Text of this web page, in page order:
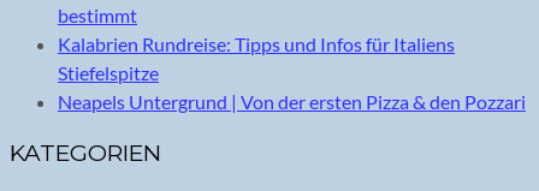
bestimmt
Kalabrien Rundreise: Tipps und Infos für Italiens
Stiefelspitze
Neapels Untergrund | Von der ersten Pizza & den Pozzari
KATEGORIEN